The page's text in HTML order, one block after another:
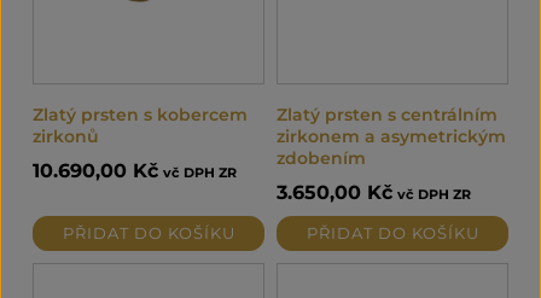
Zlatý prsten s kobercem
zirkonů
10.690,00 Kč vč DPH ZR
PŘIDAT DO KOŠÍKU
Zlatý prsten s centrálním
zirkonem a asymetrickým
zdobením
3.650,00 Kč vč DPH ZR
PŘIDAT DO KOŠÍKU